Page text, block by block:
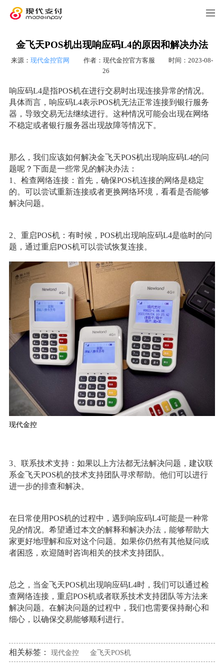
金飞天POS机出现响应码L4的原因和解决办法
来源： 现代金控官网 作者：现代金控官方客服
时间：2023-08-
26
响应码L4是指POS机在进行交易时出现连接异常的情况。
具体而言，响应码L4表示POS机无法正常连接到银行服务
器，导致交易无法继续进行。这种情况可能会出现在网络
不稳定或者银行服务器出现故障等情况下。
那么，我们应该如何解决金飞天POS机出现响应码L4的问
题呢？下面是一些常见的解决办法：
1、检查网络连接：首先，确保POS机连接的网络是稳定
的。可以尝试重新连接或者更换网络环境，看看是否能够
解决问题。
2、重启POS机：有时候，POS机出现响应码L4是临时的问
题，通过重启POS机可以尝试恢复连接。
现代金控
3、联系技术支持：如果以上方法都无法解决问题，建议联
系金飞天POS机的技术支持团队寻求帮助。他们可以进行
进一步的排查和解决。
在日常使用POS机的过程中，遇到响应码L4可能是一种常
见的情况。希望通过本文的解释和解决办法，能够帮助大
家更好地理解和应对这个问题。如果你仍然有其他疑问或
者困惑，欢迎随时咨询相关的技术支持团队。
总之，当金飞天POS机出现响应码L4时，我们可以通过检
查网络连接，重启POS机或者联系技术支持团队等方法来
解决问题。在解决问题的过程中，我们也需要保持耐心和
细心，以确保交易能够顺利进行。
相关标签： 现代金控 金飞天POS机